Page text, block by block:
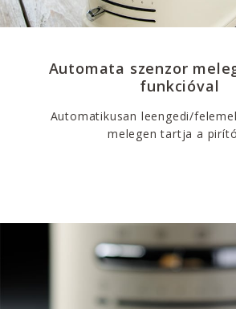
Automata szenzor
funkcióval
Automatikusan leengedi/
melegen tartja a